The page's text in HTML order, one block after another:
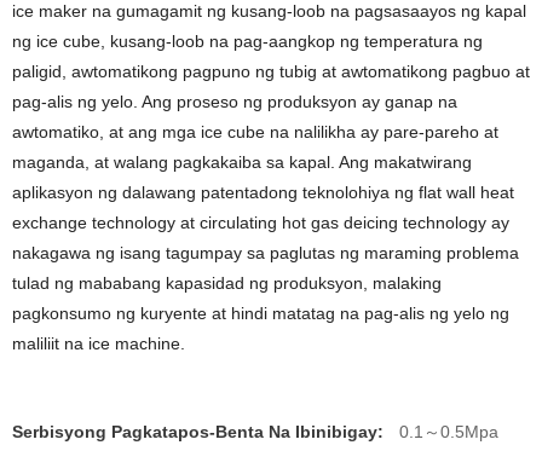
ice maker na gumagamit ng kusang-loob na pagsasaayos ng kapal
ng ice cube, kusang-loob na pag-aangkop ng temperatura ng
paligid, awtomatikong pagpuno ng tubig at awtomatikong pagbuo at
pag-alis ng yelo. Ang proseso ng produksyon ay ganap na
awtomatiko, at ang mga ice cube na nalilikha ay pare-pareho at
maganda, at walang pagkakaiba sa kapal. Ang makatwirang
aplikasyon ng dalawang patentadong teknolohiya ng flat wall heat
exchange technology at circulating hot gas deicing technology ay
nakagawa ng isang tagumpay sa paglutas ng maraming problema
tulad ng mababang kapasidad ng produksyon, malaking
pagkonsumo ng kuryente at hindi matatag na pag-alis ng yelo ng
maliliit na ice machine.
Serbisyong Pagkatapos-Benta Na Ibinibigay: 0.1～0.5Mpa